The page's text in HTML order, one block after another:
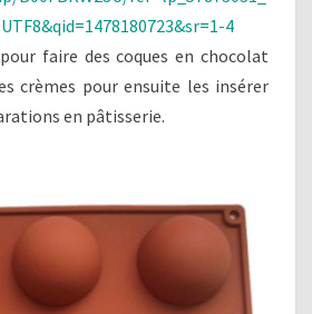
4
faire des coques en chocolat
crèmes pour ensuite les insérer
en pâtisserie.